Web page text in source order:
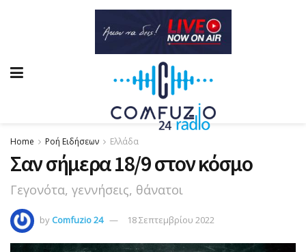
Home Ροή Ειδήσεων Ελλάδα
Σαν σήμερα 18/9 στον κόσμο
Γεγονότα, γεννήσεις, θάνατοι
by Comfuzio 24 18 Σεπτεμβρίου 2022